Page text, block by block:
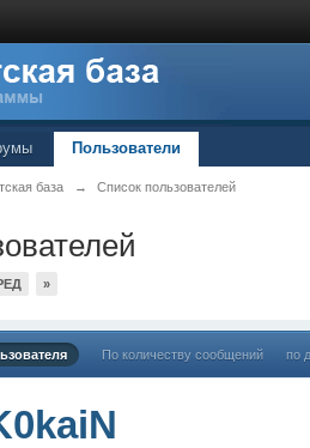
Пользователи
база → Список пользователей
»
По количеству сообщений по